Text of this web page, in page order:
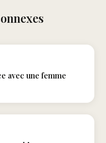
avec une femme